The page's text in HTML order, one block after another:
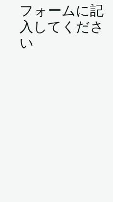
フォームに記
入してくださ
い